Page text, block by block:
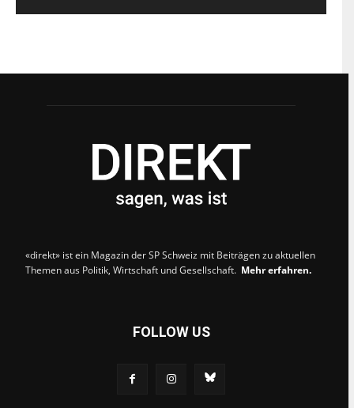
«direkt» ist ein Magazin der SP Schweiz mit Beiträgen zu aktuellen
Themen aus Politik, Wirtschaft und Gesellschaft. Mehr erfahren.
FOLLOW US